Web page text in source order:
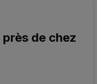
de chez